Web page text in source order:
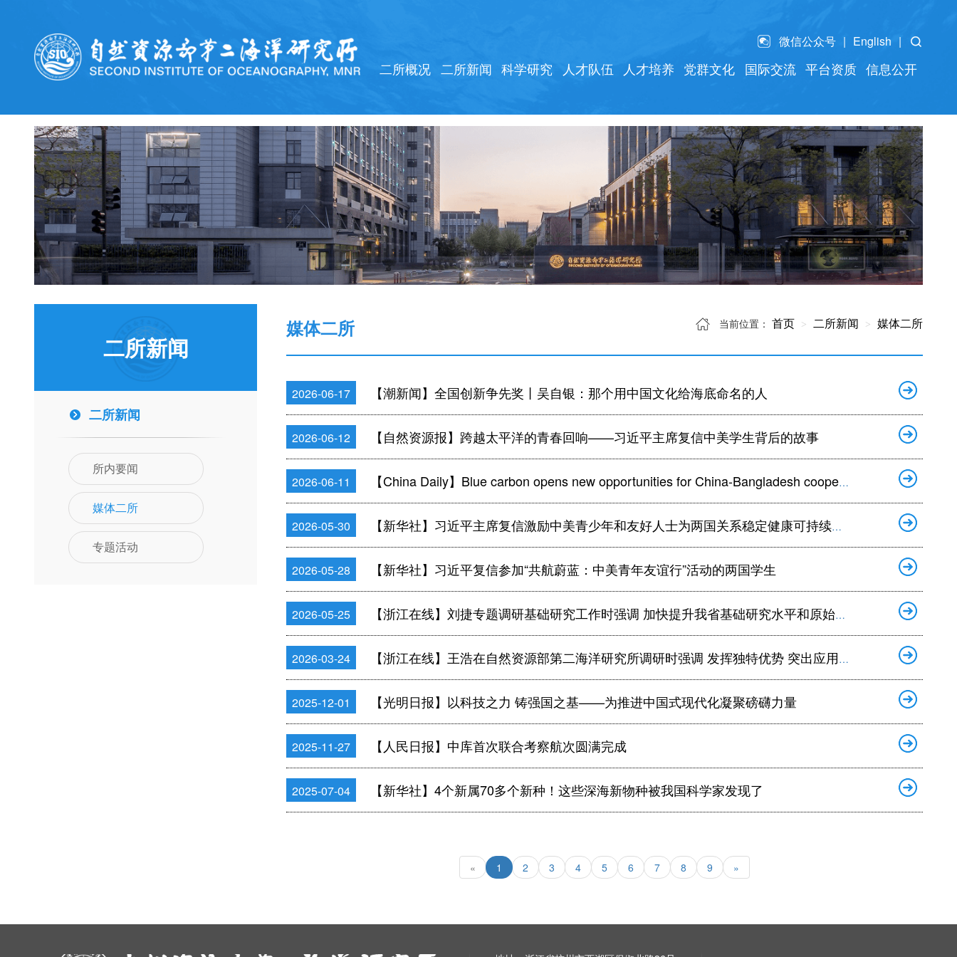
微信公众号 English
二所概况 二所新闻 科学研究 人才队伍 人才培养 党群文化 国际交流 平台资质 信息公开
二所新闻
二所新闻
所内要闻
媒体二所
专题活动
媒体二所 当前位置： 首页 二所新闻 媒体二所
2026-06-17 【潮新闻】全国创新争先奖丨吴自银：那个用中国文化给海底命名的人
2026-06-12 【自然资源报】跨越太平洋的青春回响——习近平主席复信中美学生背后的故事
2026-06-11 【China Daily】Blue carbon opens new opportunities for China-Bangladesh cooperation
2026-05-30 【新华社】习近平主席复信激励中美青少年和友好人士为两国关系稳定健康可持续发展贡献力量
2026-05-28 【新华社】习近平复信参加“共航蔚蓝：中美青年友谊行”活动的两国学生
2026-05-25 【浙江在线】刘捷专题调研基础研究工作时强调 加快提升我省基础研究水平和原始创新能力
2026-03-24 【浙江在线】王浩在自然资源部第二海洋研究所调研时强调 发挥独特优势 突出应用转化 为建设海洋强省贡献重要科技力量
2025-12-01 【光明日报】以科技之力 铸强国之基——为推进中国式现代化凝聚磅礴力量
2025-11-27 【人民日报】中库首次联合考察航次圆满完成
2025-07-04 【新华社】4个新属70多个新种！这些深海新物种被我国科学家发现了
« 1 2 3 4 5 6 7 8 9 »